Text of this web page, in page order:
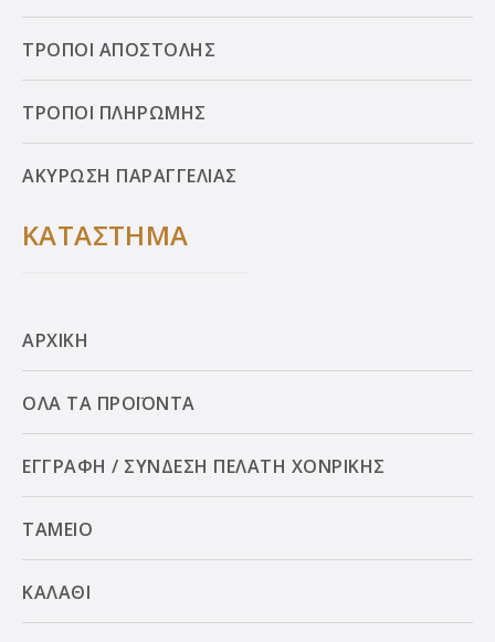
ΤΡΟΠΟΙ ΑΠΟΣΤΟΛΗΣ
ΤΡΟΠΟΙ ΠΛΗΡΩΜΗΣ
ΑΚΥΡΩΣΗ ΠΑΡΑΓΓΕΛΙΑΣ
ΚΑΤΑΣΤΗΜΑ
ΑΡΧΙΚΗ
ΟΛΑ ΤΑ ΠΡΟΪΟΝΤΑ
ΕΓΓΡΑΦΗ / ΣΥΝΔΕΣΗ ΠΕΛΑΤΗ ΧΟΝΡΙΚΗΣ
ΤΑΜΕΙΟ
ΚΑΛΑΘΙ